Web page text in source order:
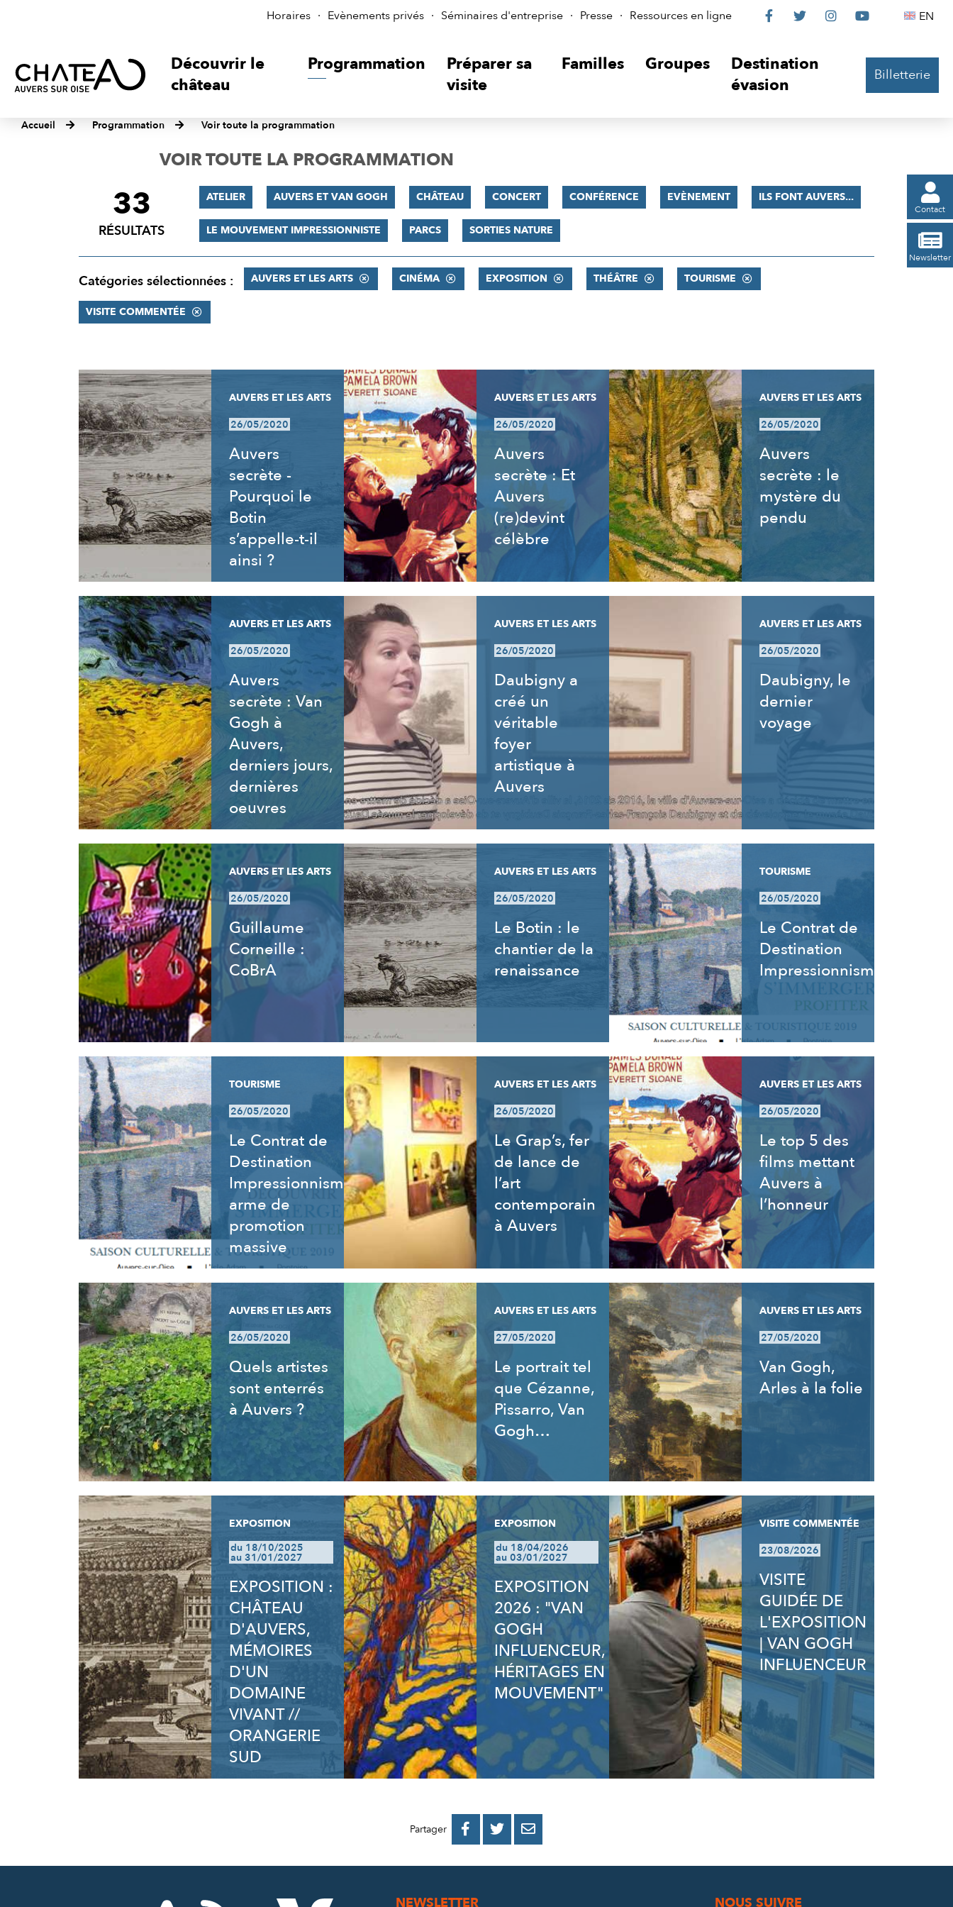
Horaires Evènements privés Séminaires d'entreprise Presse Ressources en ligne
Le
sur

Le

Le

Le
 EN
Découvrir le
château
Programmation
Préparer sa
visite
Familles Groupes
Destination
évasion
Billetterie
Accueil Programmation Voir toute la programmation

Contact

Newsletter
VOIR TOUTE LA PROGRAMMATION
FILTRER
RÉSULTATS
33
RÉSULTATS
ATELIER AUVERS ET VAN GOGH CHÂTEAU CONCERT CONFÉRENCE EVÈNEMENT ILS FONT AUVERS...
LE MOUVEMENT IMPRESSIONNISTE PARCS SORTIES NATURE
Catégories sélectionnées : AUVERS ET LES ARTS CINÉMA EXPOSITION THÉÂTRE TOURISME
VISITE COMMENTÉE
RÉSULTATS
AUVERS ET LES ARTS
26/05/2020
Auvers
secrète -
Pourquoi le
Botin
s’appelle-t-il
ainsi ?
AUVERS ET LES ARTS
26/05/2020
Auvers
secrète : Et
Auvers
(re)devint
célèbre
AUVERS ET LES ARTS
26/05/2020
Auvers
secrète : le
mystère du
pendu
AUVERS ET LES ARTS
26/05/2020
Auvers
secrète : Van
Gogh à
Auvers,
derniers jours,
dernières
oeuvres
AUVERS ET LES ARTS
26/05/2020
Daubigny a
créé un
véritable
foyer
artistique à
Auvers
AUVERS ET LES ARTS
26/05/2020
Daubigny, le
dernier
voyage
AUVERS ET LES ARTS
26/05/2020
Guillaume
Corneille :
CoBrA
AUVERS ET LES ARTS
26/05/2020
Le Botin : le
chantier de la
renaissance
TOURISME
26/05/2020
Le Contrat de
Destination
Impressionnisme
TOURISME
26/05/2020
Le Contrat de
Destination
Impressionnisme,
arme de
promotion
massive
AUVERS ET LES ARTS
26/05/2020
Le Grap’s, fer
de lance de
l’art
contemporain
à Auvers
AUVERS ET LES ARTS
26/05/2020
Le top 5 des
films mettant
Auvers à
l’honneur
AUVERS ET LES ARTS
26/05/2020
Quels artistes
sont enterrés
à Auvers ?
AUVERS ET LES ARTS
27/05/2020
Le portrait tel
que Cézanne,
Pissarro, Van
Gogh…
AUVERS ET LES ARTS
27/05/2020
Van Gogh,
Arles à la folie
EXPOSITION
du 18/10/2025
au 31/01/2027
EXPOSITION :
CHÂTEAU
D'AUVERS,
MÉMOIRES
D'UN
DOMAINE
VIVANT //
ORANGERIE
SUD
EXPOSITION
du 18/04/2026
au 03/01/2027
EXPOSITION
2026 : "VAN
GOGH
INFLUENCEUR,
HÉRITAGES EN
MOUVEMENT"
VISITE COMMENTÉE
23/08/2026
VISITE
GUIDÉE DE
L'EXPOSITION
| VAN GOGH
INFLUENCEUR
Partager 
PARTAGER
PARTAGER
PARTAGER
NEWSLETTER NOUS SUIVRE